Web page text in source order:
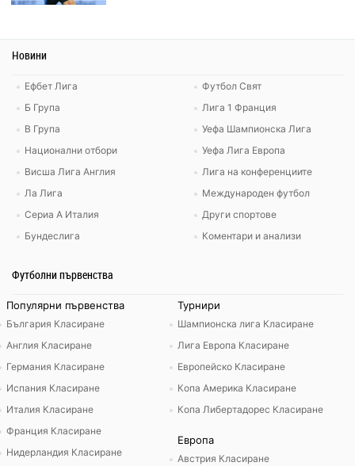
Новини
Ефбет Лига
Б Група
В Група
Национални отбори
Висша Лига Англия
Ла Лига
Сериа А Италия
Бундеслига
Футбол Свят
Лига 1 Франция
Уефа Шампионска Лига
Уефа Лига Европа
Лига на конференциите
Международен футбол
Други спортове
Коментари и анализи
Футболни първенства
Популярни първенства
България Класиране
Англия Класиране
Германия Класиране
Испания Класиране
Италия Класиране
Франция Класиране
Нидерландия Класиране
Турнири
Шампионска лига Класиране
Лига Европа Класиране
Европейско Класиране
Копа Америка Класиране
Копа Либертадорес Класиране
Европа
Австрия Класиране